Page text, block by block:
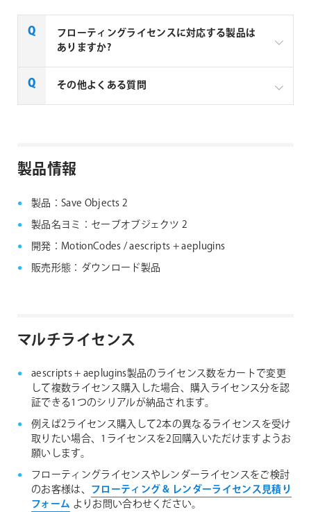
フローティングライセンスに対応する製品は
ありますか?
一部製品でフローティングライセンスの取扱いがあり
aescripts + aeplugins社 フローティングライセン
その他よくある質問
製品情報
製品：Save Objects 2
製品名ヨミ：セーブオブジェクツ 2
開発：MotionCodes / aescripts + aeplugins
販売形態：ダウンロード製品
マルチライセンス
aescripts + aeplugins製品のライセンス数をカートで変更
して複数ライセンス購入した場合、購入ライセンス分を認
証できる1つのシリアルが納品されます。
例えば2ライセンス購入して2本の異なるライセンスを受け
取りたい場合、1ライセンスを2回購入いただけますようお
願いします。
フローティングライセンスやレンダーライセンスをご検討
のお客様は、 フローティング & レンダーライセンス見積り
フォーム よりお問い合わせください。